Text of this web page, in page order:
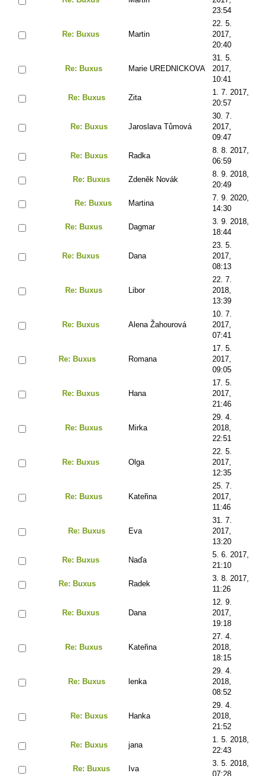
23:54
Re: Buxus Martin
22. 5.
2017,
20:40
Re: Buxus Marie UREDNICKOVA
31. 5.
2017,
10:41
Re: Buxus Zita
1. 7. 2017,
20:57
Re: Buxus Jaroslava Tůmová
30. 7.
2017,
09:47
Re: Buxus Radka
8. 8. 2017,
06:59
Re: Buxus Zdeněk Novák
8. 9. 2018,
20:49
Re: Buxus Martina
7. 9. 2020,
14:30
Re: Buxus Dagmar
3. 9. 2018,
18:44
Re: Buxus Dana
23. 5.
2017,
08:13
Re: Buxus Libor
22. 7.
2018,
13:39
Re: Buxus Alena Žahourová
10. 7.
2017,
07:41
Re: Buxus Romana
17. 5.
2017,
09:05
Re: Buxus Hana
17. 5.
2017,
21:46
Re: Buxus Mirka
29. 4.
2018,
22:51
Re: Buxus Olga
22. 5.
2017,
12:35
Re: Buxus Kateřina
25. 7.
2017,
11:46
Re: Buxus Eva
31. 7.
2017,
13:20
Re: Buxus Naďa
5. 6. 2017,
21:10
Re: Buxus Radek
3. 8. 2017,
11:26
Re: Buxus Dana
12. 9.
2017,
19:18
Re: Buxus Kateřina
27. 4.
2018,
18:15
Re: Buxus lenka
29. 4.
2018,
08:52
Re: Buxus Hanka
29. 4.
2018,
21:52
Re: Buxus jana
1. 5. 2018,
22:43
Re: Buxus Iva
3. 5. 2018,
07:28